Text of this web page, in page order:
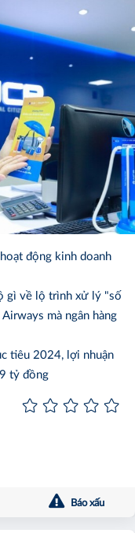
động kinh doanh
gì về lộ trình xử lý "số
mà ngân hàng
tiêu 2024, lợi nhuận
tỷ đồng
Báo xấu